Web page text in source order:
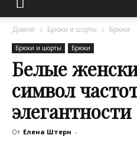
Домой Брюки и шорты Брюки
Брюки и шорты Брюки
Белые
символ
элегантности
От Елена Штерн -